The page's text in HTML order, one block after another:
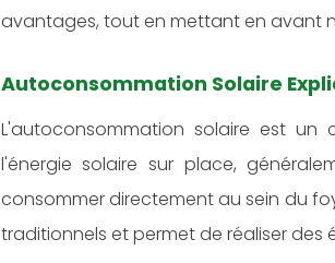
avantages, tout en mettant en avant
Autoconsommation Solaire
L'autoconsommation solaire est
l'énergie solaire sur place,
consommer directement au sein du
traditionnels et permet de réaliser